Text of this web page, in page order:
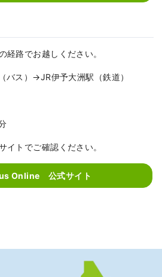
経路でお越しください。
バス）→JR伊予大洲駅（鉄道）
イトでご確認ください。
Online 公式サイト